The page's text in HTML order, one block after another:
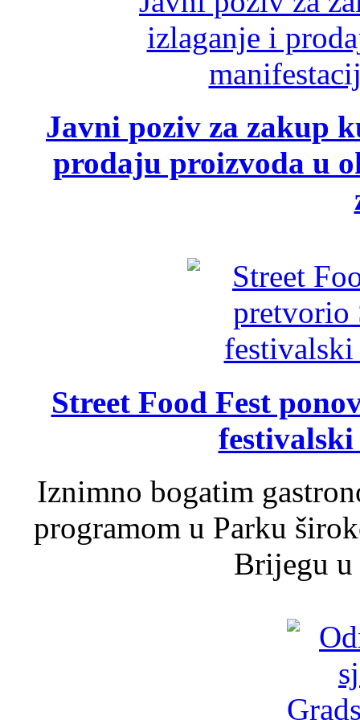
Javni poziv za zakup
prodaju proizvoda u
Street Food Fest
Iznimno bogatim
programom u Parku
Brijegu u